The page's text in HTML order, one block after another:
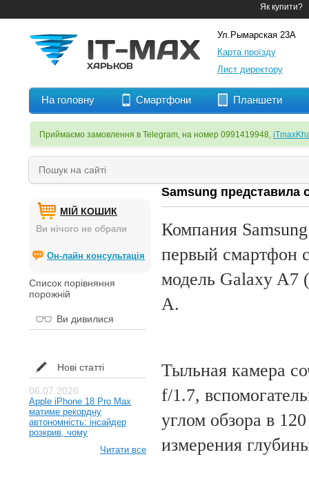
Як купити?
Ул.Рымарская 23А
Карта проїзду
Лист директору
На головну Смартфони Планшети
Приймаємо замовлення в Telegram, на номер 0991419948,
МІЙ КОШИК
Ви нічого не обрали
Он-лайн консультація
Список порівняння
порожній
Ви дивилися
Нові статті
06.07.2026
Apple iPhone 18 Pro Max
матиме рекордну
автономність: інсайдер
розкрив, чому
Читати все
Samsung
Компания
первый смартфон
модель Galaxy A7
A.
Тыльная камера
f/1.7,
углом обзора в
измерения